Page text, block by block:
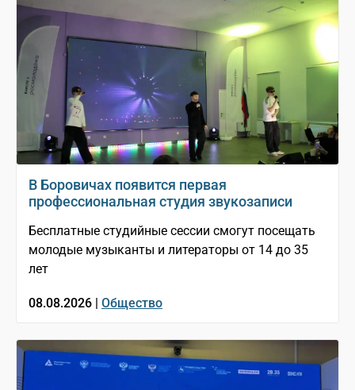
В Боровичах появится первая
профессиональная студия звукозаписи
Бесплатные студийные сессии смогут посещать
молодые музыканты и литераторы от 14 до 35
лет
08.08.2026 | Общество